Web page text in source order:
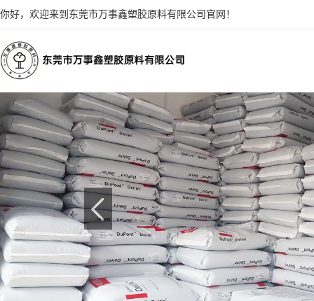
你好，欢迎来到东莞市万事鑫塑胶原料有限公司官网！